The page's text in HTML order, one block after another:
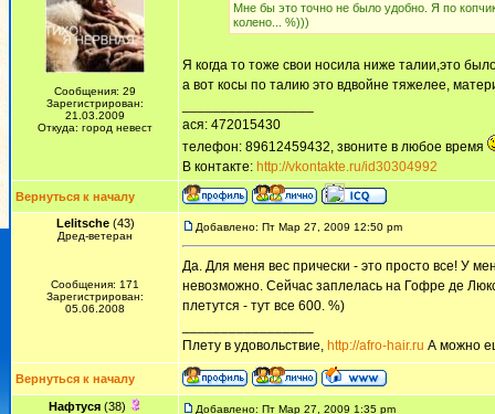
Сообщения: 29
Зарегистрирован:
21.03.2009
Откуда: город невест
Мне бы это точно не было удобно. Я по
колено... %)))
Я когда то тоже свои носила ниже талии,это
а вот косы по талию это вдвойне тяжелее,
ася: 472015430
телефон: 89612459432, звоните в любое время
В контакте: http://vkontakte.ru/id30304992
Вернуться к началу
Lelitsche(43)
Дред-ветеран
Сообщения: 171
Зарегистрирован:
05.06.2008
Добавлено: Пт Мар 27, 2009 12:50 pm
Да. Для меня вес прически - это просто все! У
невозможно. Сейчас заплелась на Гофре де
плетутся - тут все 600. %)
Плету в удовольствие, http://afro-hair.ru А можно
Вернуться к началу
Нафтуся (38) Добавлено: Пт Мар 27, 2009 1:35 pm